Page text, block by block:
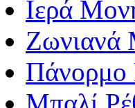
Ιερά
Ζωνιανά
Πάνορμο